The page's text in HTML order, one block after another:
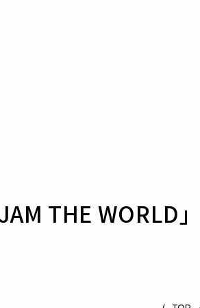
THE WORLD」